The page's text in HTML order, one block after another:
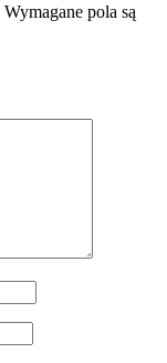
Wymagane pola są